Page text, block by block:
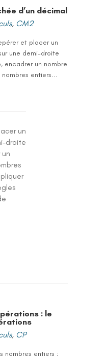
d’un décimal
, CM2
et placer un
une demi-droite
encadrer un nombre
entiers...
un
droite
: le
, CP
nombres entiers :